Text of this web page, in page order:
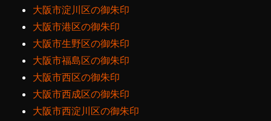
大阪市淀川区の御朱印
大阪市港区の御朱印
大阪市生野区の御朱印
大阪市福島区の御朱印
大阪市西区の御朱印
大阪市西成区の御朱印
大阪市西淀川区の御朱印